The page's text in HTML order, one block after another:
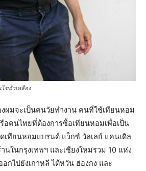
ไขถั่วเหลือง
ผมจะเป็นคนวัยทำงาน คนที่ใช้เทียนหอม
อคนไทยที่ต้องการซื้อเทียนหอมเพื่อเป็น
ทียนหอมแบรนด์ แว็กซ์ วัลเลย์ แคนเดิล
นในกรุงเทพฯ และเชียงใหม่รวม 10 แห่ง
กไปยังเกาหลี ไต้หวัน ฮ่องกง และ